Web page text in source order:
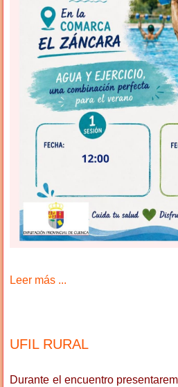
Leer más ...
UFIL RURAL
Durante el encuentro